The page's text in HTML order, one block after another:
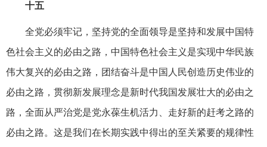
十五
全党必须牢记，坚持党的全面领导是坚持和发展中国特
色社会主义的必由之路，中国特色社会主义是实现中华民族
伟大复兴的必由之路，团结奋斗是中国人民创造历史伟业的
必由之路，贯彻新发展理念是新时代我国发展壮大的必由之
路，全面从严治党是党永葆生机活力、走好新的赶考之路的
必由之路。这是我们在长期实践中得出的至关紧要的规律性